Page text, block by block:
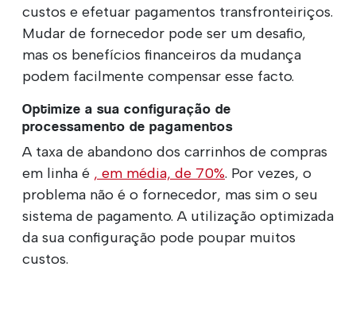
custos e efetuar pagamentos transfronteiriços.
Mudar de fornecedor pode ser um desafio,
mas os benefícios financeiros da mudança
podem facilmente compensar esse facto.
Optimize a sua configuração de
processamento de pagamentos
A taxa de abandono dos carrinhos de compras
em linha é , em média, de 70%. Por vezes, o
problema não é o fornecedor, mas sim o seu
sistema de pagamento. A utilização optimizada
da sua configuração pode poupar muitos
custos.